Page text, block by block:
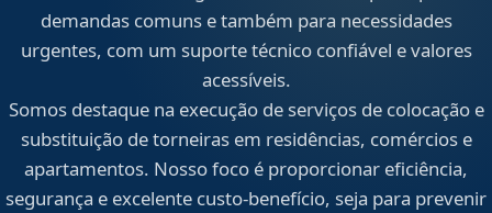
demandas comuns e também para necessidades
urgentes, com um suporte técnico confiável e valores
acessíveis.
Somos destaque na execução de serviços de colocação e
substituição de torneiras em residências, comércios e
apartamentos. Nosso foco é proporcionar eficiência,
segurança e excelente custo-benefício, seja para prevenir